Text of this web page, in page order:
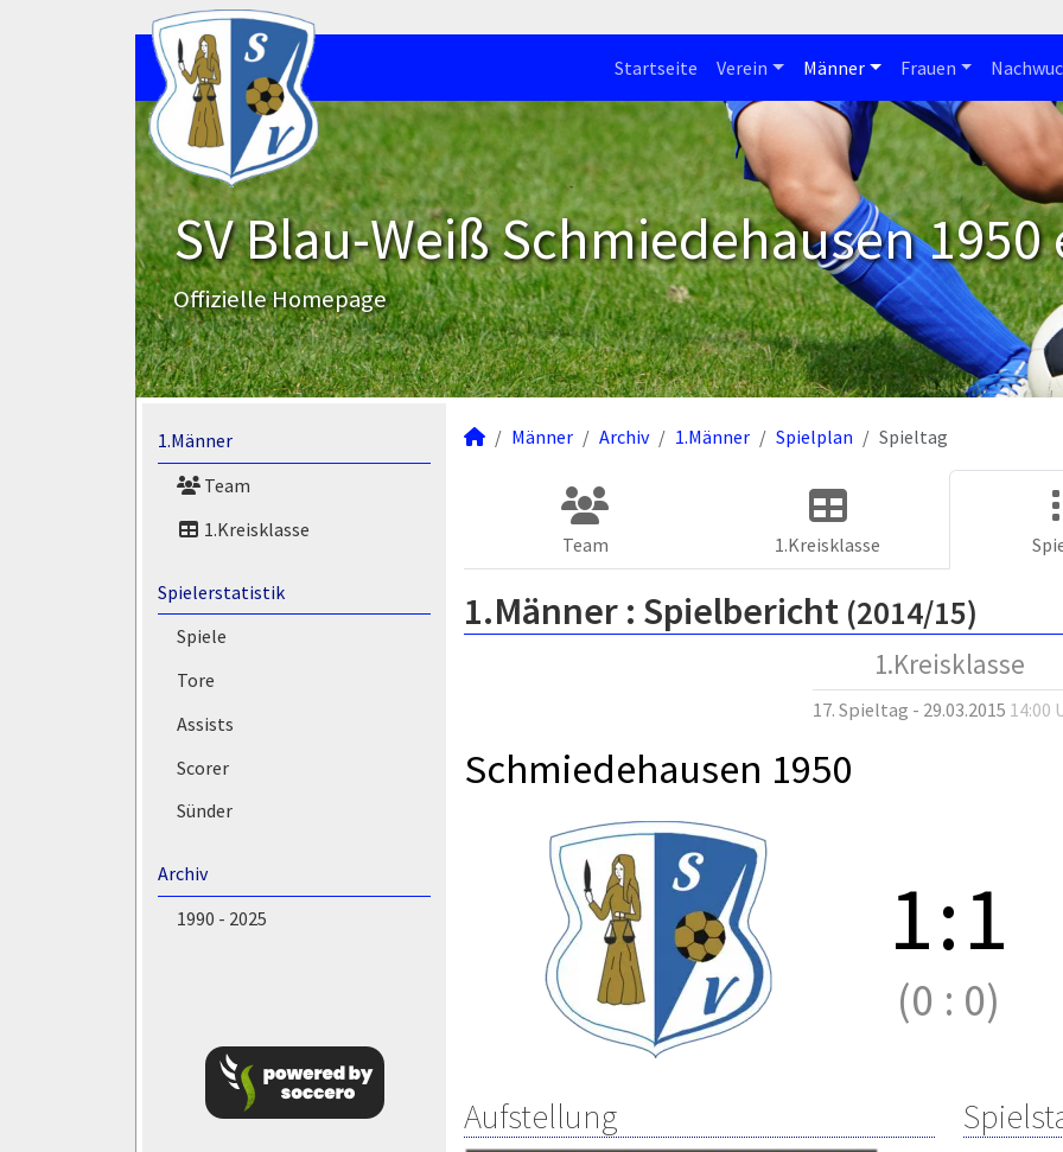
Startseite Verein Männer Frauen
SV Blau-Weiß Schmiedehausen 1950
Offizielle Homepage
1.Männer
Team
1.Kreisklasse
Spielerstatistik
Spiele
Tore
Assists
Scorer
Sünder
Archiv
1990 - 2025
Männer Archiv 1.Männer Spielplan Spieltag
Team 1.Kreisklasse
1.Männer : Spielbericht (2014/15)
1.Kreisklasse
17. Spieltag - 29.03.2015 14:00
Schmiedehausen 1950
1:1
(0 : 0)
Aufstellung